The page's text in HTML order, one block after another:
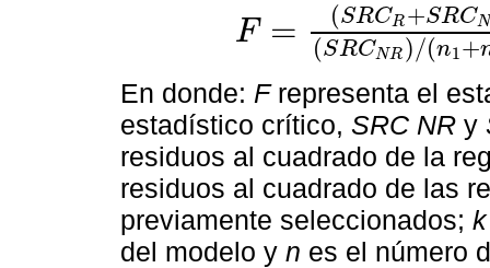
F = (SRCR +SRC
(SRCNR )/(n1+
F=( RCR SRCNR)/k(SRCNR)/(n1+n
En donde: Frepresenta el
estadístico crítico, SRC NR y
residuos al cuadrado de la
residuos al cuadrado de las
previamente seleccionados; k
del modelo y n es el número